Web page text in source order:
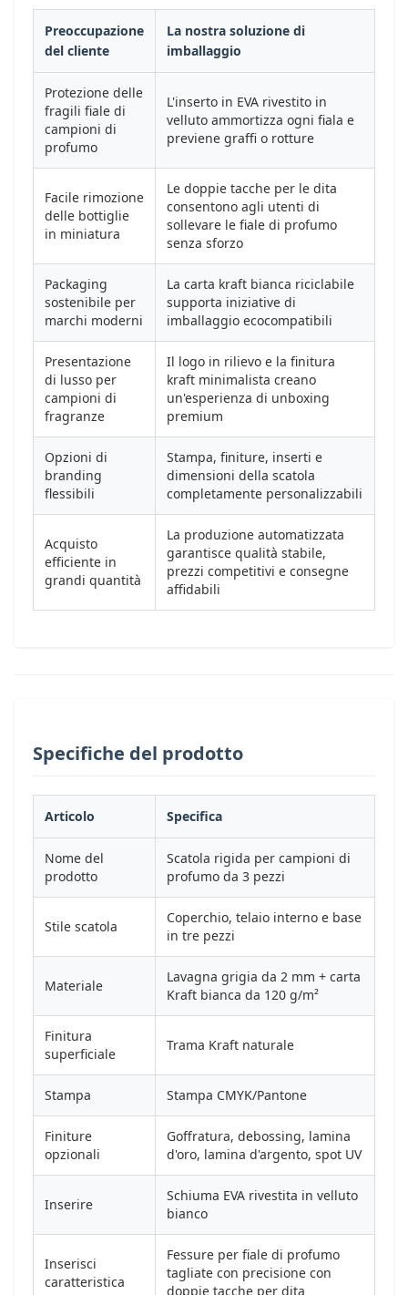
Preoccupazione
del cliente
La nostra soluzione di
imballaggio
Protezione delle
fragili fiale di
campioni di
profumo
L'inserto in EVA rivestito in
velluto ammortizza ogni fiala e
previene graffi o rotture
Facile rimozione
delle bottiglie
in miniatura
Le doppie tacche per le dita
consentono agli utenti di
sollevare le fiale di profumo
senza sforzo
Packaging
sostenibile per
marchi moderni
La carta kraft bianca riciclabile
supporta iniziative di
imballaggio ecocompatibili
Presentazione
di lusso per
campioni di
fragranze
Il logo in rilievo e la finitura
kraft minimalista creano
un'esperienza di unboxing
premium
Opzioni di
branding
flessibili
Stampa, finiture, inserti e
dimensioni della scatola
completamente personalizzabili
Acquisto
efficiente in
grandi quantità
La produzione automatizzata
garantisce qualità stabile,
prezzi competitivi e consegne
affidabili
Specifiche del prodotto
Articolo Specifica
Nome del
prodotto
Scatola rigida per campioni di
profumo da 3 pezzi
Stile scatola
Coperchio, telaio interno e base
in tre pezzi
Materiale
Lavagna grigia da 2 mm + carta
Kraft bianca da 120 g/m²
Finitura
superficiale
Trama Kraft naturale
Stampa Stampa CMYK/Pantone
Finiture
opzionali
Goffratura, debossing, lamina
d'oro, lamina d'argento, spot UV
Inserire
Schiuma EVA rivestita in velluto
bianco
Inserisci
caratteristica
Fessure per fiale di profumo
tagliate con precisione con
doppie tacche per dita